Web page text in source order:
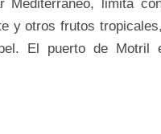
Mediterráneo, limita
y otros frutos
El puerto de Motril